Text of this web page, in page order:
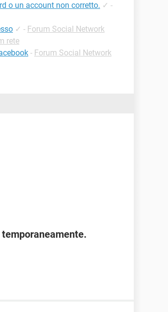
o un account non corretto. ✓ -
✓ - Forum Social Network
rete
- Forum Social Network